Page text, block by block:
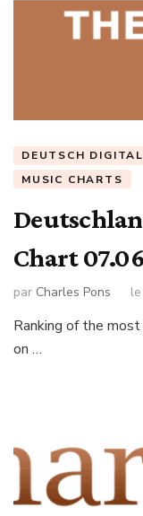
DEUTSCH DIGITAL
MUSIC CHARTS
Chart
par Charles Pons le
Ranking of the
on …